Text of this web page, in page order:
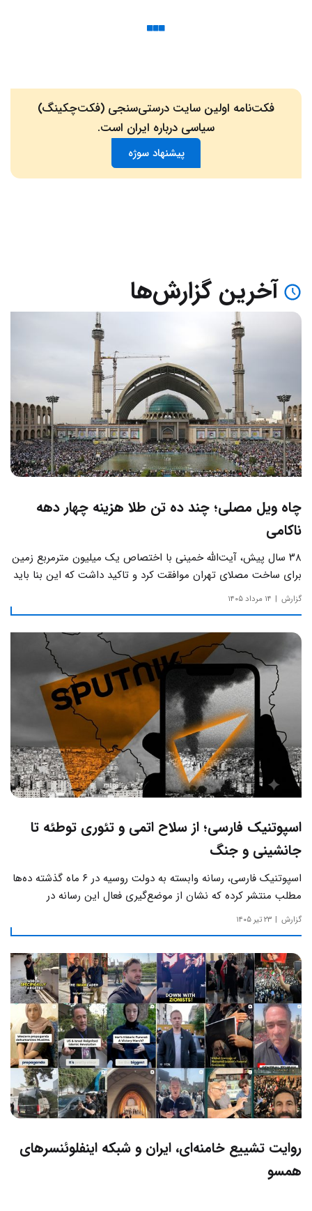
فکت‌نامه اولین سایت درستی‌سنجی (فکت‌چکینگ)
سیاسی درباره ایران است.
پیشنهاد سوژه
آخرین گزارش‌ها
چاه ویل مصلی؛ چند ده تن طلا هزینه چهار دهه
ناکامی
۳۸ سال پیش، آیت‌الله خمینی با اختصاص یک میلیون مترمربع زمین
برای ساخت مصلای تهران موافقت کرد و تاکید داشت که این بنا باید
به دور از زرق‌وبرق و یادآور سادگی مساجد صدر اسلام باشد.
گزارش ۱۴ مرداد ۱۴۰۵
اسپوتنیک فارسی؛ از سلاح اتمی و تئوری توطئه تا
جانشینی و جنگ
اسپوتنیک فارسی، رسانه وابسته به دولت روسیه در ۶ ماه گذشته ده‌ها
مطلب منتشر کرده که نشان از موضع‌گیری فعال این رسانه‌ در
حساس‌ترین مسائل چالش‌های داخلی ایران دارد.
گزارش ۲۳ تیر ۱۴۰۵
روایت تشییع خامنه‌ای، ایران و شبکه اینفلوئنسرهای
همسو